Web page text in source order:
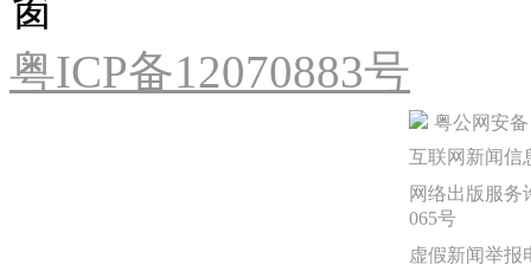
粤ICP备12070883号
粤公网安备
互联网新闻信
网络出版服务
065号
虚假新闻举报